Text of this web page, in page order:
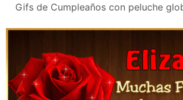
Gifs de Cumpleaños con peluche